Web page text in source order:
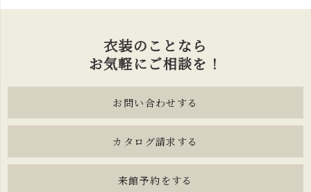
衣装のことなら
お気軽にご相談を！
お問い合わせする
カタログ請求する
来館予約をする